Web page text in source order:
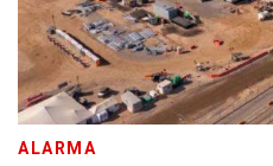
ALARMA